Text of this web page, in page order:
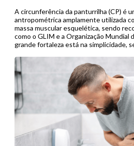
A circunferência da panturrilha (CP) é
antropométrica amplamente utilizada
massa muscular esquelética, sendo
como o GLIM e a Organização Mundial
grande fortaleza está na simplicidade,
útil em contextos de menor […]